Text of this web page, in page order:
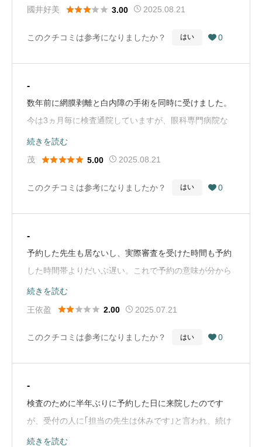
も混んでいて、予約時間になっても、順番が来なくて、
近くになりました。久しぶりに、混んでいましたよ。待
國井好美
 3.00 2025.08.21
このクチコミは参考になりましたか？ はい  0
-
数年前に網膜剥離と白内障の手術を同時に受けました。
今は3ヵ月毎に検査通院していますが、眼科専門病院な
ので検査機器が充実していて安心感があります。
（Google Mapから引用）
続きを読む
茂
 5.00 2025.08.21
このクチコミは参考になりましたか？ はい  0
-
予約した先生も居ないし、実際審査を受けた時間も予約
した時間帯よりだいぶ遅い。これで予約の意味が分から
なくなるわ。（Google Mapから引用）
続きを読む
王依盈
 2.00 2025.07.21
このクチコミは参考になりましたか？ はい  0
-
検査のために半年ぶりに予約した日に来院したのです
が、受付の人に｢担当の先生は休みです｣と言われ、続け
ざまに｢そちらが当院に電話してくれれば、先生が休み
続きを読む